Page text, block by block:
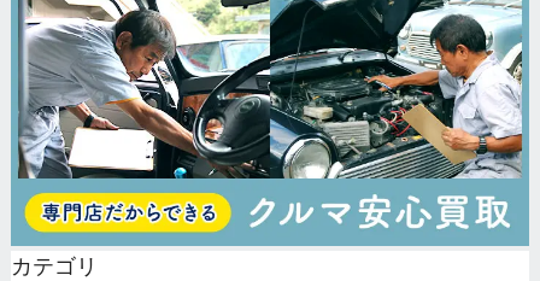
カテゴリ